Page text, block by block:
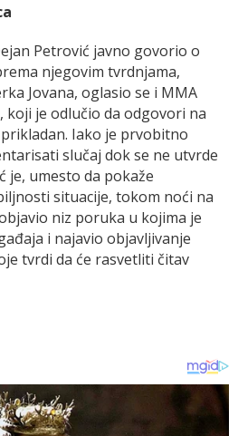
Petrović javno govorio o
njegovim tvrdnjama,
Jovana, oglasio se i MMA
koji je odlučio da odgovori na
Iako je prvobitno
slučaj dok se ne utvrde
je, umesto da pokaže
situacije, tokom noći na
niz poruka u kojima je
i najavio objavljivanje
tvrdi da će rasvetliti čitav